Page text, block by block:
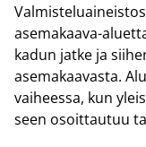
asemakaava-​
ka­dun jatke ja
ase­ma­kaa­vas­ta.
vai­hees­sa, kun
seen osoit­tau­tuu